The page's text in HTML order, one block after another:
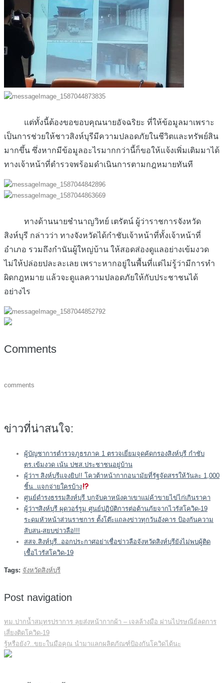
แต่ทั้งนี้ต้องขอขอบคุณนายอัจฉริยะ ที่ให้ข้อมูลมาเพราะ
เป็นการช่วยให้ชาวสิงห์บุรีมีความปลอดภัยในชีวิตและทรัพย์สิน
มากขึ้น ซึ่งหากมีข้อมูลอะไรมากกว่านี้ก็ขอให้แจ้งเพิ่มเติมมาได้
ทางเจ้าหน้าที่ตำรวจพร้อมดำเนินการตามกฎหมายทันที
ทางด้านนายชำนาญวิทย์ เตรัตน์ ผู้ว่าราชการจังหวัด
สิงห์บุรี กล่าวว่า ทางจังหวัดได้กำชับเจ้าหน้าที่ทั้งเจ้าหน้าที่
อำเภอ รวมถึงกำนันผู้ใหญ่บ้าน ให้สอดส่องดูแลอย่างเข้มงวด
ไม่ให้ปล่อยปละละเลย เพราะหากอยู่ในพื้นที่แต่ไม่รู้ว่ามีการทำ
ผิดกฎหมาย แล้วจะดูแลความปลอดภัยให้กับประชาชนได้
อย่างไร
Comments
comments
ข่าวที่น่าสนใจ:
ผู้บัญชาการตำรวจภูธรภาค 1 ตรวจเยี่ยมจุดคัดกรองสิงห์บุรี กำชับ
ตร.เข้มงวด เน้น ปชส.ประชาชนอยู่บ้าน
ผู้ว่าฯ สิงห์บุรีแจงยิบ!! โควต้าหน้ากากอนามัยที่รัฐจัดสรรให้วันละ 1,000
ชิ้น..แจกจ่ายใครบ้าง
ศูนย์ดำรงธรรมสิงห์บุรี บุกจับคาหนังคาเขาแม่ค้าขายไข่ไก่เกินราคา
ผู้ว่าฯสิงห์บุรี ผุดวอร์รูม ศูนย์ปฏิบัติการต่อต้านภัยจากไวรัสโควิด-19
ระดมหัวหน้าส่วนราชการ ตั้งโต๊ะแถลงข่าวทุกวันอังคาร ป้องกันความ
สับสน-สยบข่าวลือ!!!
สสจ.สิงห์บุรี..ออกประกาศอย่าเชื่อข่าวลือจังหวัดสิงห์บุรียังไม่พบผู้ติด
เชื้อไวรัสโควิด-19
Tags: จังหวัดสิงห์บุรี
Post navigation
ทม.ปากน้ำสมุทรปราการ ลุยส่งหน้ากากผ้า – เจลล้างมือ ผ่านไปรษณีย์ลดการ
เสี่ยงติดโควิด-19
รู้หรือยัง?..ขยะในมือคุณ นำมาแลกผลิตภัณฑ์ป้องกันโควิดได้นะ